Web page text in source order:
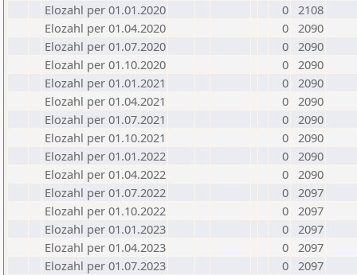
Elozahl per 01.01.2020
0 2108
Elozahl per 01.04.2020
0 2090
Elozahl per 01.07.2020
0 2090
Elozahl per 01.10.2020
0 2090
Elozahl per 01.01.2021
0 2090
Elozahl per 01.04.2021
0 2090
Elozahl per 01.07.2021
0 2090
Elozahl per 01.10.2021
0 2090
Elozahl per 01.01.2022
0 2090
Elozahl per 01.04.2022
0 2090
Elozahl per 01.07.2022
0 2097
Elozahl per 01.10.2022
0 2097
Elozahl per 01.01.2023
0 2097
Elozahl per 01.04.2023
0 2097
Elozahl per 01.07.2023
0 2097